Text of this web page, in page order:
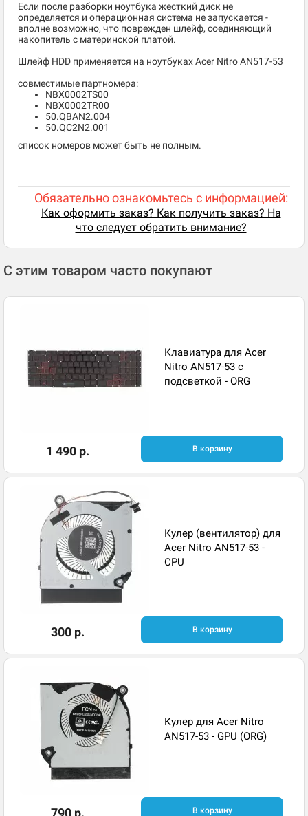
Если после разборки ноутбука жесткий диск не
определяется и операционная система не запускается -
вполне возможно, что поврежден шлейф, соединяющий
накопитель с материнской платой.
Шлейф HDD применяется на ноутбуках Acer Nitro AN517-53
совместимые партномера:
NBX0002TS00
NBX0002TR00
50.QBAN2.004
50.QC2N2.001
список номеров может быть не полным.
Обязательно ознакомьтесь с информацией:
Как оформить заказ? Как получить заказ? На
что следует обратить внимание?
С этим товаром часто покупают
Клавиатура для Acer
Nitro AN517-53 с
подсветкой - ORG
1 490 р. В корзину
Кулер (вентилятор) для
Acer Nitro AN517-53 -
CPU
300 р. В корзину
Кулер для Acer Nitro
AN517-53 - GPU (ORG)
790 р. В корзину